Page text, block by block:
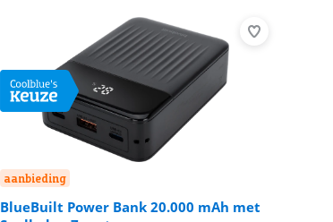
aanbieding
BlueBuilt Power Bank 20.000 mAh met